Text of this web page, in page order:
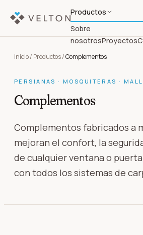
Productos
Sobre
nosotrosProyectos
Inicio/ Productos/Complementos
PERSIANAS · MOSQUITERAS ·
Complementos
Complementos fabricados a
mejoran el confort, la
de cualquier ventana o
con todos los sistemas de